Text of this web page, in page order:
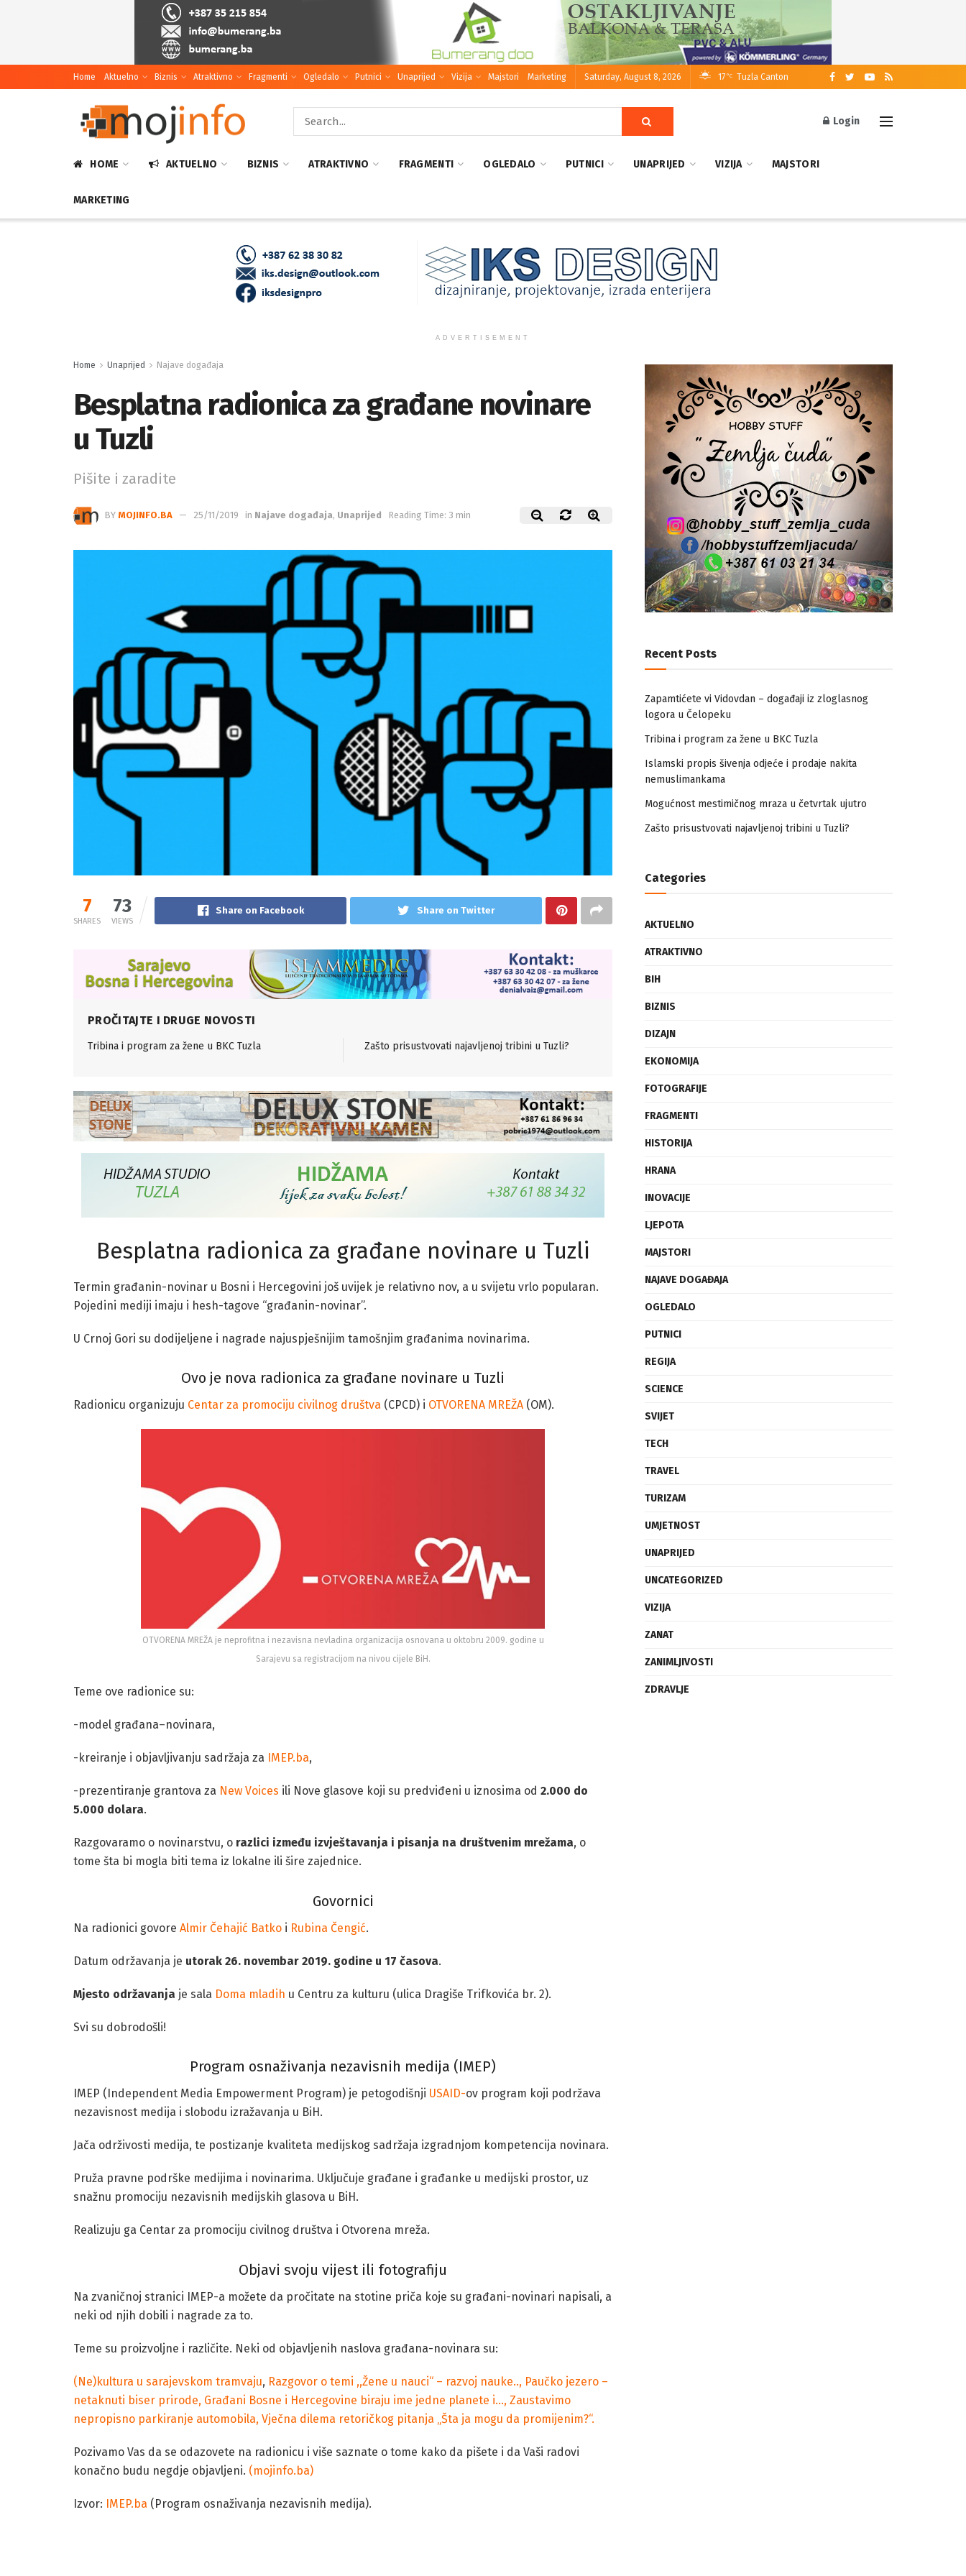
Home Aktuelno Biznis Atraktivno Fragmenti Ogledalo Putnici Unaprijed Vizija Majstori Marketing Saturday, August 8, 2026 17 °C Tuzla Canton
Login
HOME AKTUELNO BIZNIS ATRAKTIVNO FRAGMENTI OGLEDALO PUTNICI UNAPRIJED VIZIJA MAJSTORI
MARKETING
ADVERTISEMENT
Home Unaprijed Najave događaja
Besplatna radionica za građane novinare
u Tuzli
Pišite i zaradite
BY MOJINFO.BA 25/11/2019 in Najave događaja, Unaprijed Reading Time: 3 min
7
SHARES
73
VIEWS
Share on Facebook Share on Twitter
PROČITAJTE I DRUGE NOVOSTI
Tribina i program za žene u BKC Tuzla Zašto prisustvovati najavljenoj tribini u Tuzli?
Besplatna radionica za građane novinare u Tuzli
Termin građanin-novinar u Bosni i Hercegovini još uvijek je relativno nov, a u svijetu vrlo popularan.
Pojedini mediji imaju i hesh-tagove “građanin-novinar”.
U Crnoj Gori su dodijeljene i nagrade najuspješnijim tamošnjim građanima novinarima.
Ovo je nova radionica za građane novinare u Tuzli
Radionicu organizuju Centar za promociju civilnog društva (CPCD) i OTVORENA MREŽA (OM).
OTVORENA MREŽA je neprofitna i nezavisna nevladina organizacija osnovana u oktobru 2009. godine u
Sarajevu sa registracijom na nivou cijele BiH.
Teme ove radionice su:
-model građana–novinara,
-kreiranje i objavljivanju sadržaja za IMEP.ba,
-prezentiranje grantova za New Voices ili Nove glasove koji su predviđeni u iznosima od 2.000 do
5.000 dolara.
Razgovaramo o novinarstvu, o razlici između izvještavanja i pisanja na društvenim mrežama, o
tome šta bi mogla biti tema iz lokalne ili šire zajednice.
Govornici
Na radionici govore Almir Čehajić Batko i Rubina Čengić.
Datum održavanja je utorak 26. novembar 2019. godine u 17 časova.
Mjesto održavanja je sala Doma mladih u Centru za kulturu (ulica Dragiše Trifkovića br. 2).
Svi su dobrodošli!
Program osnaživanja nezavisnih medija (IMEP)
IMEP (Independent Media Empowerment Program) je petogodišnji USAID-ov program koji podržava
nezavisnost medija i slobodu izražavanja u BiH.
Jača održivosti medija, te postizanje kvaliteta medijskog sadržaja izgradnjom kompetencija novinara.
Pruža pravne podrške medijima i novinarima. Uključuje građane i građanke u medijski prostor, uz
snažnu promociju nezavisnih medijskih glasova u BiH.
Realizuju ga Centar za promociju civilnog društva i Otvorena mreža.
Objavi svoju vijest ili fotografiju
Na zvaničnoj stranici IMEP-a možete da pročitate na stotine priča koje su građani-novinari napisali, a
neki od njih dobili i nagrade za to.
Teme su proizvoljne i različite. Neki od objavljenih naslova građana-novinara su:
(Ne)kultura u sarajevskom tramvaju, Razgovor o temi ,,Žene u nauci“ – razvoj nauke.., Paučko jezero –
netaknuti biser prirode, Građani Bosne i Hercegovine biraju ime jedne planete i…, Zaustavimo
nepropisno parkiranje automobila, Vječna dilema retoričkog pitanja „Šta ja mogu da promijenim?“.
Pozivamo Vas da se odazovete na radionicu i više saznate o tome kako da pišete i da Vaši radovi
konačno budu negdje objavljeni. (mojinfo.ba)
Izvor: IMEP.ba (Program osnaživanja nezavisnih medija).
Recent Posts
Zapamtićete vi Vidovdan – događaji iz zloglasnog
logora u Čelopeku
Tribina i program za žene u BKC Tuzla
Islamski propis šivenja odjeće i prodaje nakita
nemuslimankama
Mogućnost mestimičnog mraza u četvrtak ujutro
Zašto prisustvovati najavljenoj tribini u Tuzli?
Categories
AKTUELNO
ATRAKTIVNO
BIH
BIZNIS
DIZAJN
EKONOMIJA
FOTOGRAFIJE
FRAGMENTI
HISTORIJA
HRANA
INOVACIJE
LJEPOTA
MAJSTORI
NAJAVE DOGAĐAJA
OGLEDALO
PUTNICI
REGIJA
SCIENCE
SVIJET
TECH
TRAVEL
TURIZAM
UMJETNOST
UNAPRIJED
UNCATEGORIZED
VIZIJA
ZANAT
ZANIMLJIVOSTI
ZDRAVLJE